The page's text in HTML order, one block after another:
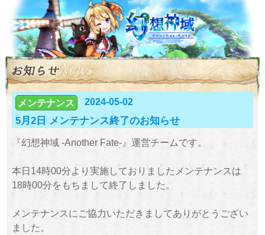
メンテナンス 2024-05-02
5月2日 メンテナンス終了のお知らせ
『幻想神域 -Another Fate-』運営チームです。
本日14時00分より実施しておりましたメンテナンスは
18時00分をもちまして終了しました。
メンテナンスにご協力いただきましてありがとうござい
ました。